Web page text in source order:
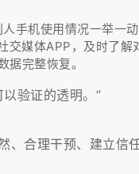
手机使用情况一举一
交媒体APP，及时了解
完整恢复。
验证的透明。”
合理干预、建立信任